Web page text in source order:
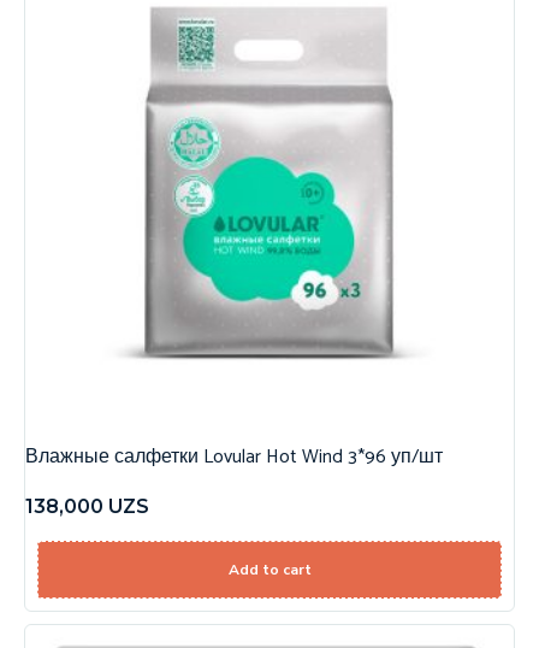
Влажные салфетки Lovular Hot Wind 3*96 уп/шт
138,000 UZS
Add to cart